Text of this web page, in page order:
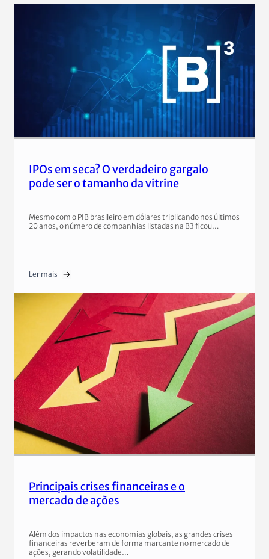
IPOs em seca? O verdadeiro gargalo
pode ser o tamanho da vitrine
Mesmo com o PIB brasileiro em dólares triplicando nos últimos
20 anos, o número de companhias listadas na B3 ficou…
Ler mais
Principais crises financeiras e o
mercado de ações
Além dos impactos nas economias globais, as grandes crises
financeiras reverberam de forma marcante no mercado de
ações, gerando volatilidade…